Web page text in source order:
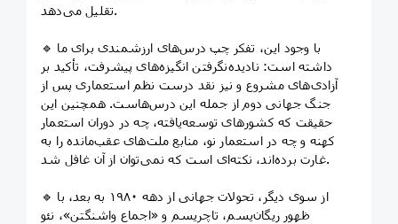
تقلیل می‌دهد.
🔹 با وجود این، تفکر چپ درس‌های ارزشمندی برای ما
داشته است: نادیده‌نگرفتن انگیزه‌های پیشرفت، تأکید بر
آزادی‌های مشروع و نیز نقد درست نظم استعماری پس از
جنگ جهانی دوم از جمله این درس‌هاست. همچنین این
حقیقت که کشورهای توسعه‌یافته، چه در دوران استعمار
کهنه و چه در استعمار نو، منابع ملت‌های عقب‌مانده را به
غارت برده‌اند، نکته‌ای است که نمی‌توان از آن غافل شد.
🔹 از سوی دیگر، تحولات جهانی از دهه ۱۹۸۰ به بعد، با
ظهور ریگان‌یسم، تاچریسم و «اجماع واشنگتن»، نئو